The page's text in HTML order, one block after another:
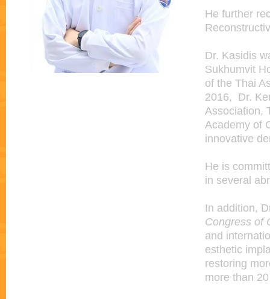
He further
Dr. Kasidis
Sukhumvit
of the Thai
2016, Dr.
Association,
Academy of
innovative
He is
in several
In addition,
Congress of
and
esthetic
restoring
more than